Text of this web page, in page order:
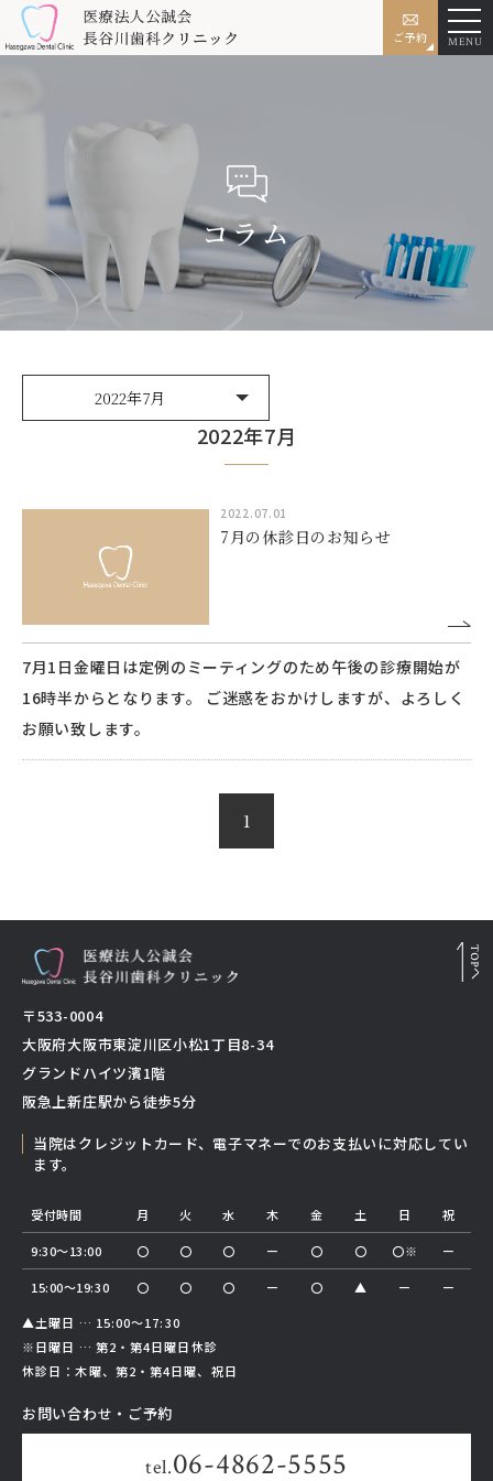
ご予約 MENU
コラム
2022年7月
2022.07.01
7月の休診日のお知らせ
7月1日金曜日は定例のミーティングのため午後の診療開始が
16時半からとなります。 ご迷惑をおかけしますが、よろしく
お願い致します。
1
〒533-0004
大阪府大阪市東淀川区小松1丁目8-34
グランドハイツ濱1階
阪急上新庄駅から徒歩5分
当院はクレジットカード、電子マネーでのお支払いに対応してい
ます。
受付時間 月 火 水 木 金 土 日 祝
9:30～13:00 〇 〇 〇 ー 〇 〇 〇※ ー
15:00～19:30 〇 〇 〇 ー 〇 ▲ ー
ー
▲土曜日 … 15:00～17:30
※日曜日 … 第2・第4日曜日休診
休診日：木曜、第2・第4日曜、祝日
お問い合わせ・ご予約
tel.06-4862-5555